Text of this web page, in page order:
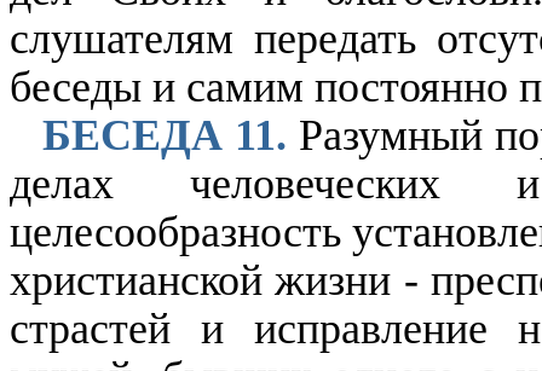
слушателям передать
беседы и самим постоянно
БЕСЕДА 11. Разумный
делах человеческих
целесообразность
христианской жизни -
страстей и исправление